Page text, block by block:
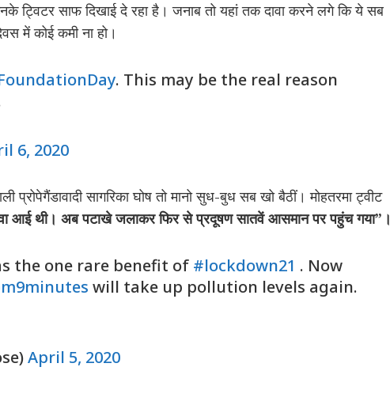
साफ दिखाई दे रहा है। जनाब तो यहां तक दावा करने लगे कि ये सब
में कोई कमी ना हो।
. This may be the real reason
6, 2020
सागरिका घोष तो मानो सुध-बुध सब खो बैठीं। मोहतरमा ट्वीट
आई थी। अब पटाखे जलाकर फिर से प्रदूषण सातवें आसमान पर पहुंच गया”।
the one rare benefit of #lockdown21 . Now
will take up pollution levels again.
April 5, 2020